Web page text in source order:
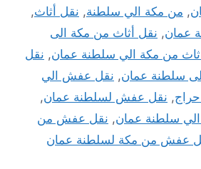
, من مكة الي سلطنة, نقل أثاث,
عمان, نقل أثاث من مكة الى
من مكة الي سلطنة عمان, نقل
سلطنة عمان, نقل عفش الي
, نقل عفش لسلطنة عمان,
سلطنة عمان, نقل عفش من
عفش من مكة لسلطنة عمان